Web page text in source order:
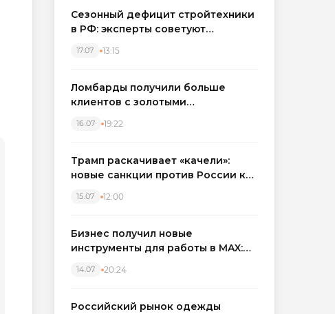
Сезонный дефицит стройтехники
в РФ: эксперты советуют
17.07 13:15
Ломбарды получили больше
клиентов с золотыми
вырос на фоне подорожания
16.07 19:22
Трамп раскачивает «качели»:
новые санкции против России как
15.07 12:00
Бизнес получил новые
инструменты для работы в MAX:
автоматизируют обработку
14.07 20:24
Российский рынок одежды